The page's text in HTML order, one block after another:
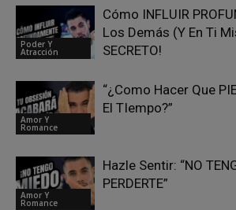
Poder Y
Atracción
Cómo INFLUIR
Los Demás (Y En Ti
SECRETO!
Amor Y
Romance
“¿Como Hacer Que
El TIempo?”
Amor Y
Romance
Hazle Sentir: “NO
PERDERTE”